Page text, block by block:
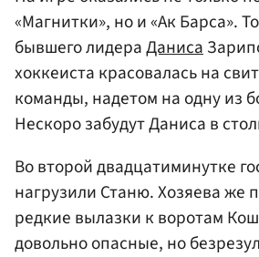
«Магнитки», но и «Ак Барса».
бывшего лидераДаниса
хоккеиста красовалась на
команды, надетом на одну из
Нескоро забудут Даниса в
Во второй двадцатиминутке
нагрузили Станю. Хозяева же
редкие вылазки к воротам
довольно опасные, но